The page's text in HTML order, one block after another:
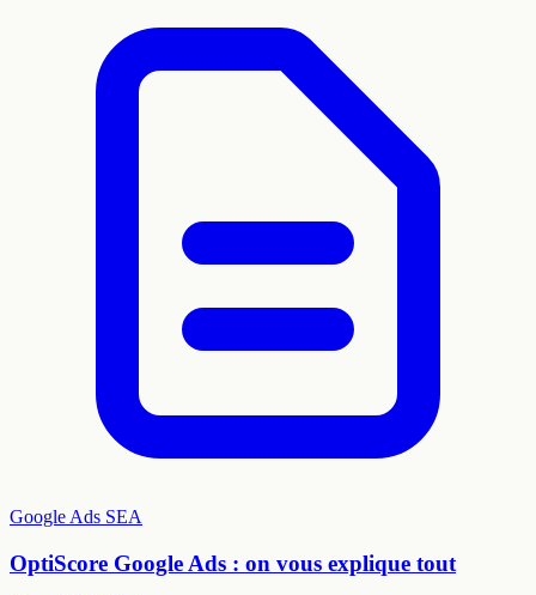
Google Ads SEA
OptiScore Google Ads : on vous explique tout